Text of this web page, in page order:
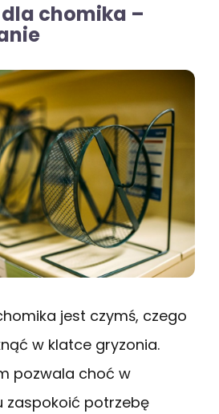
chomika –
jest czymś, czego
w klatce gryzonia.
pozwala choć w
zaspokoić potrzebę